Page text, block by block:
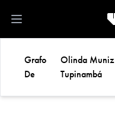
Open main menu
Grafo
De
Olinda Muniz
Tupinambá